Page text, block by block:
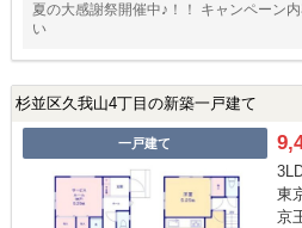
夏の大感謝祭開催中♪！！ キャンペーン
い
杉並区久我山4丁目の新築一戸建て
一戸建て
東
京